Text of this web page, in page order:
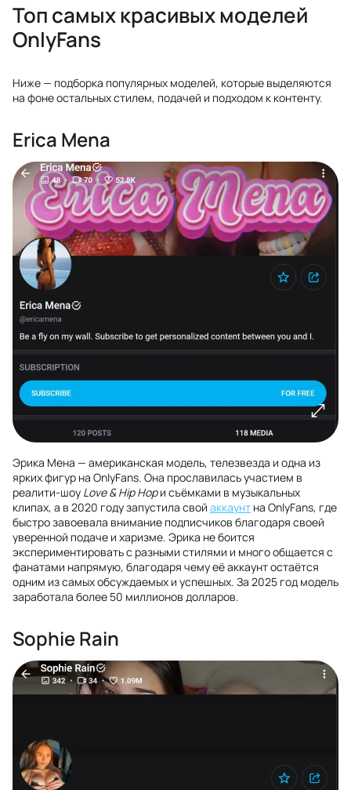
Топ самых красивых моделей
OnlyFans
Ниже — подборка популярных моделей, которые выделяются
на фоне остальных стилем, подачей и подходом к контенту.
Erica Mena
Эрика Мена — американская модель, телезвезда и одна из
ярких фигур на OnlyFans. Она прославилась участием в
реалити-шоу Love & Hip Hopи съёмками в музыкальных
клипах, а в 2020 году запустила свой аккаунт на OnlyFans, где
быстро завоевала внимание подписчиков благодаря своей
уверенной подаче и харизме. Эрика не боится
экспериментировать с разными стилями и много общается с
фанатами напрямую, благодаря чему её аккаунт остаётся
одним из самых обсуждаемых и успешных. За 2025 год модель
заработала более 50 миллионов долларов.
Sophie Rain